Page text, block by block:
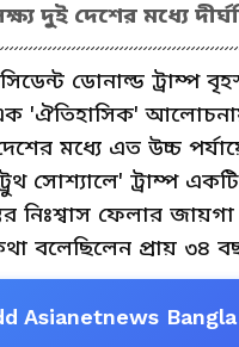
দুই দেশের মধ্যে
ডোনাল্ড
'ঐতিহাসিক'
মধ্যে এত উচ্চ
'ট্রুথ সোশ্যালে' ট্রাম্প
নিঃশ্বাস ফেলার
বলেছিলেন প্রায় ৩৪
Asianetnews